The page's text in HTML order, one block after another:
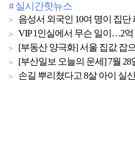
# 실시간핫뉴스
음성서 외국인 10여 명이 집단
VIP 1인실에서 무슨 일이…2억
[부동산 양극화] 서울 집값 잡
[부산일보 오늘의 운세] 7월 28
손길 뿌리쳤다고 8살 아이 실